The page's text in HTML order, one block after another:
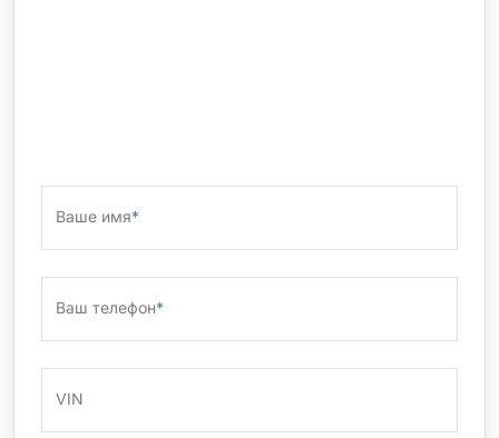
Ваше имя*
Ваш телефон*
VIN